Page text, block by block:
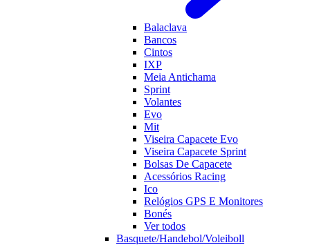
Balaclava
Bancos
Cintos
IXP
Meia Antichama
Sprint
Volantes
Evo
Mit
Viseira Capacete Evo
Viseira Capacete Sprint
Bolsas De Capacete
Acessórios Racing
Ico
Relógios GPS E Monitores
Bonés
Ver todos
Basquete/Handebol/Voleiboll